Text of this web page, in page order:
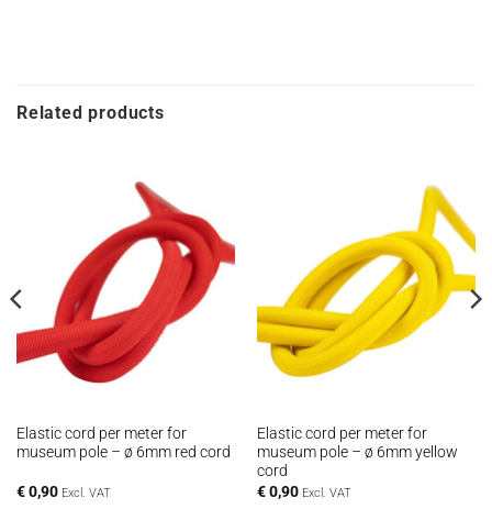
Related products
Elastic cord per meter for
museum pole – ø 6mm red cord
€0,90 Excl. VAT
Elastic cord per meter for
museum pole – ø 6mm yellow
cord
€0,90 Excl. VAT